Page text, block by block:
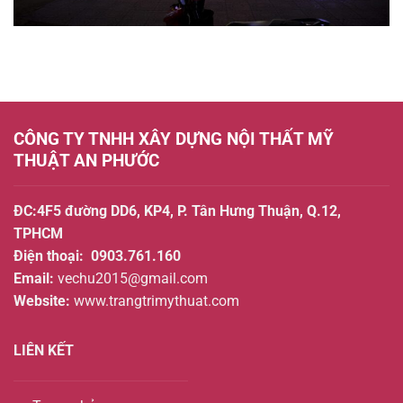
CÔNG TY TNHH XÂY DỰNG NỘI THẤT MỸ
THUẬT AN PHƯỚC
ĐC:4F5 đường DD6, KP4, P. Tân Hưng Thuận, Q.12,
TPHCM
Điện thoại: 0903.761.160
Email: vechu2015@gmail.com
Website: www.trangtrimythuat.com
LIÊN KẾT